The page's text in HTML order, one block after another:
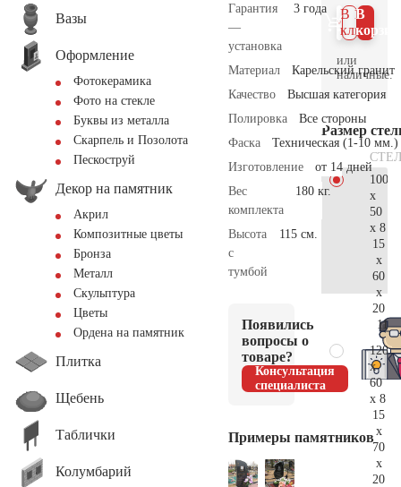
Вазы
Оформление
Фотокерамика
Фото на стекле
Буквы из металла
Скарпель и Позолота
Пескоструй
Декор на памятник
Акрил
Композитные цветы
Бронза
Металл
Скульптура
Цветы
Ордена на памятник
Плитка
Щебень
Таблички
Колумбарий
Гарантия
—
установка
3 года
Материал
Карельский гранит
Качество
Высшая категория
Полировка
Все стороны
Фаска
Техническая (1-10 мм.)
Изготовление
от 14 дней
Вес
комплекта
180 кг.
Высота
с
тумбой
115 см.
Появились
вопросы о
товаре?
Консультация
специалиста
Примеры памятников
В
В 1
клик
или
наличные.
Размер
100
x
50
x 8
15
x
60
x
20
120
x
60
x 8
15
x
70
x
20